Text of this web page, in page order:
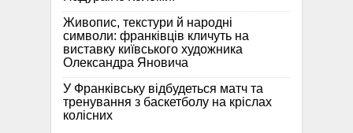
Живопис, текстури й народні
символи: франківців кличуть на
виставку київського художника
Олександра Яновича
У Франківську відбудеться матч та
тренування з баскетболу на кріслах
колісних